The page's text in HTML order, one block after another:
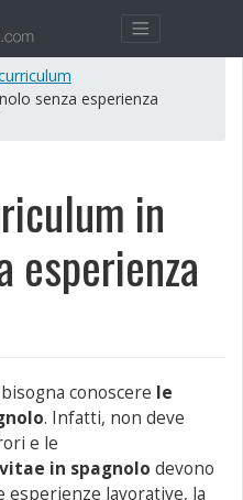
senza esperienza
in
esperienza
conoscere le
. Infatti, non deve
e le
in spagnolo devono
lavorative, la